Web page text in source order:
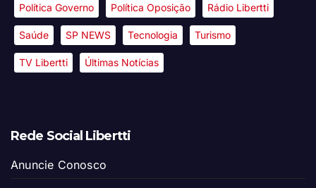
Política Governo Política Oposição Rádio Libertti
Saúde SP NEWS Tecnologia Turismo
TV Libertti Últimas Notícias
Rede Social Libertti
Anuncie Conosco